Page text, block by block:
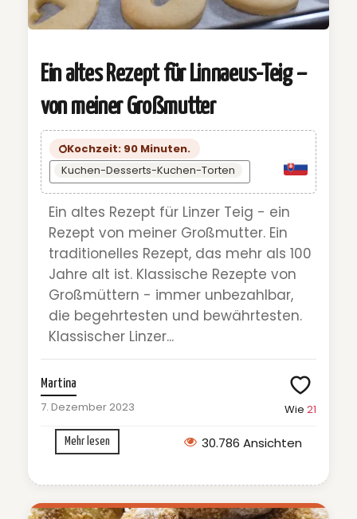
Ein altes Rezept für Linnaeus-Teig –
von meiner Großmutter
Kochzeit: 90 Minuten.
Kuchen-Desserts-Kuchen-Torten
Ein altes Rezept für Linzer Teig - ein
Rezept von meiner Großmutter. Ein
traditionelles Rezept, das mehr als 100
Jahre alt ist. Klassische Rezepte von
Großmüttern - immer unbezahlbar,
die begehrtesten und bewährtesten.
Klassischer Linzer...
Martina
7. Dezember 2023 Wie 21
Mehr lesen 30.786 Ansichten